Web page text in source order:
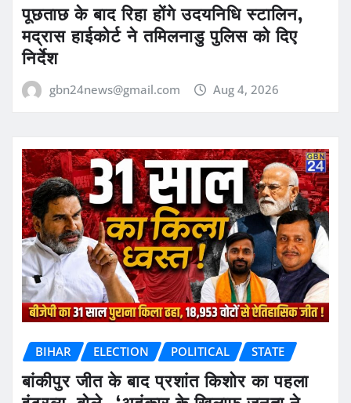
पूछताछ के बाद रिहा होंगे उदयनिधि स्टालिन,
मद्रास हाईकोर्ट ने तमिलनाडु पुलिस को दिए
निर्देश
gbn24news@gmail.com Aug 4, 2026
BIHAR ELECTION POLITICAL STATE
बांकीपुर जीत के बाद प्रशांत किशोर का पहला